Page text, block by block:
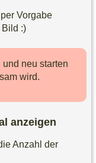
Vorgabe
Bild :)
neu starten
wird.
anzeigen
Anzahl der